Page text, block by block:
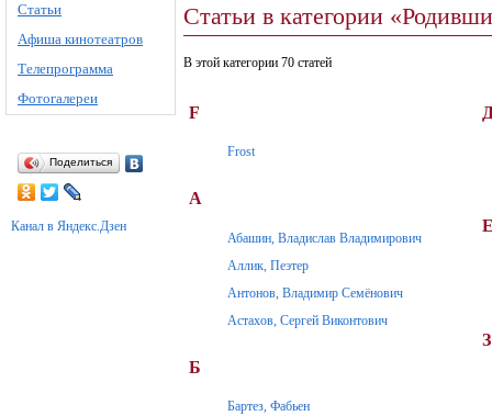
Статьи
Афиша кинотеатров
Телепрограмма
Фотогалереи
Поделиться
Канал в Яндекс.Дзен
Статьи в категории
В этой категории 70 статей
F
Frost
А
Абашин, Владислав Владимирович
Аллик, Пеэтер
Антонов, Владимир Семёнович
Астахов, Сергей Виконтович
Б
Бартез, Фабьен
З